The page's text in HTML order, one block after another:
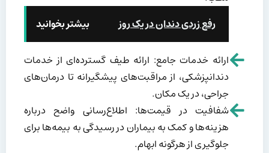
بیشتر بخوانید
رفع زردی دندان در یک روز
ارائه خدمات جامع: ارائه طیف گسترده‌ای از خدمات
دندانپزشکی، از مراقبت‌های پیشگیرانه تا درمان‌های
جراحی، در یک مکان.
شفافیت در قیمت‌ها: اطلاع‌رسانی واضح درباره
هزینه‌ها و کمک به بیماران در رسیدگی به بیمه‌ها برای
جلوگیری از هرگونه ابهام.